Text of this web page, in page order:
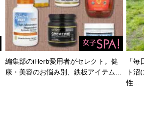
編集部のiHerb愛用者がセレクト。健
康・美容のお悩み別、鉄板アイテム…
「
ト沼
性…